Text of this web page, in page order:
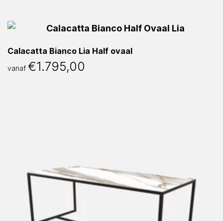
Calacatta Bianco Lia Half ovaal
vanaf €1.795,00